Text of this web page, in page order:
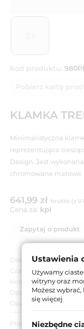
Kod produktu:
Pobierz kartę
KLAMKA
Minimalistyczna
reprezentująca
Design. Jest
chromowane matowe.
641,99 zł brutto (z
Cena za: kpl
Zapytaj o produkt
Dostępność:
Czas dostawy:
Kod EAN:
Opakowanie
Opakowanie zbiorcze:
Producent:
Ustawienia
Używamy
witryny oraz
Możesz
się więcej
Niezbędne